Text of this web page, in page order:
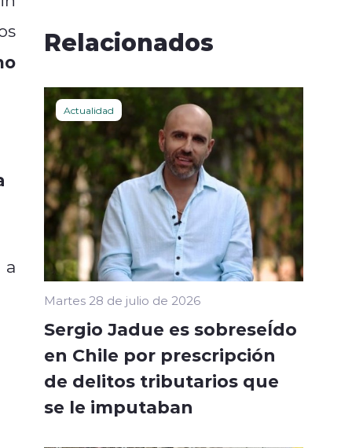
a
Relacionados
Actualidad
Martes 28 de julio de 2026
Sergio Jadue es sobreseÍdo
en Chile por prescripción
de delitos tributarios que
se le imputaban